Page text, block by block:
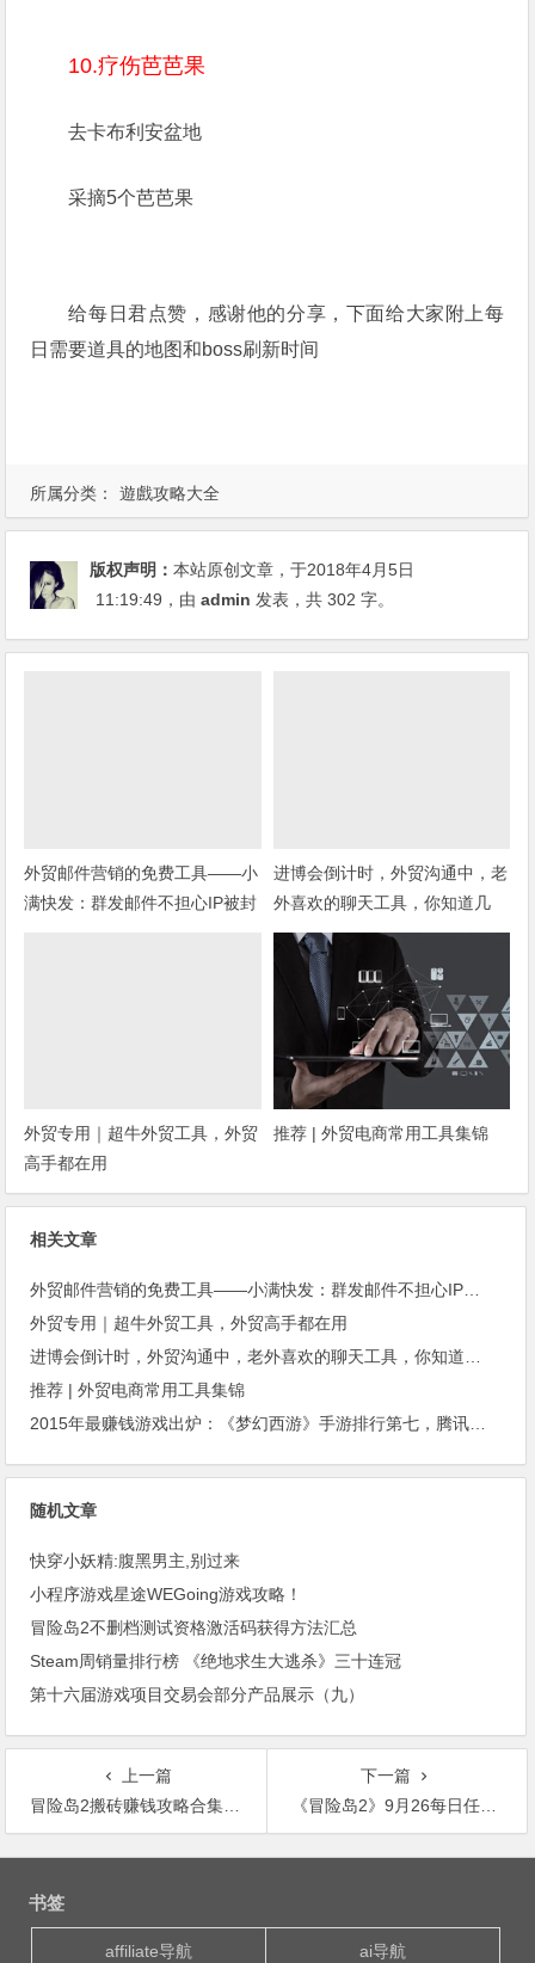
所属分类： 遊戲攻略大全
10.疗伤芭芭果
去卡布利安盆地
采摘5个芭芭果
给每日君点赞，感谢他的分享，下面给大家附上每
日需要道具的地图和boss刷新时间
版权声明：本站原创文章，于2018年4月5日
11:19:49 ，由admin 发表，共 302 字。
外贸邮件营销的免费工具——小
满快发：群发邮件不担心IP被封
进博会倒计时，外贸沟通中，老
外喜欢的聊天工具，你知道几
种？
外贸专用｜超牛外贸工具，外贸
高手都在用
推荐 | 外贸电商常用工具集锦
相关文章
外贸邮件营销的免费工具——小满快发：群发邮件不担心IP被封
外贸专用｜超牛外贸工具，外贸高手都在用
进博会倒计时，外贸沟通中，老外喜欢的聊天工具，你知道几种？
推荐 | 外贸电商常用工具集锦
2015年最赚钱游戏出炉：《梦幻西游》手游排行第七，腾讯总收入进前三
随机文章
快穿小妖精:腹黑男主,别过来
小程序游戏星途WEGoing游戏攻略！
冒险岛2不删档测试资格激活码获得方法汇总
Steam周销量排行榜 《绝地求生大逃杀》三十连冠
第十六届游戏项目交易会部分产品展示（九）
上一篇
冒险岛2搬砖赚钱攻略合集，祝您月入过万
下一篇
《冒险岛2》9月26每日任务 恶魔怪与鸡蛋分布
文
书签
affiliate导航 ai导航